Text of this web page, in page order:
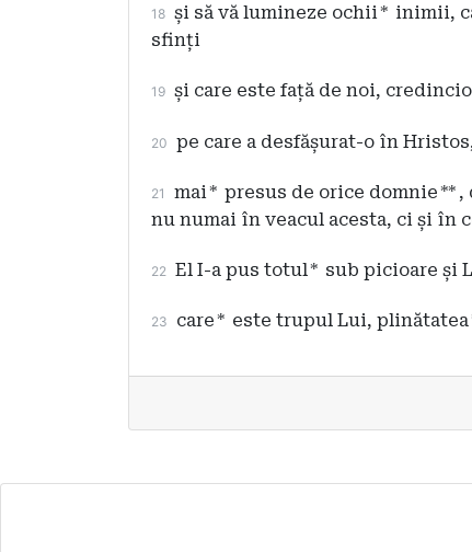
18 și să vă lumineze ochii* inimii,
sfinți
19 și care este față de noi,
20 pe care a desfășurat-o în
21 mai * presus de orice domnie** ,
nu numai în veacul acesta, ci și în
22 El I-a pus totul* sub picioare și
23 care* este trupul Lui, plinătatea